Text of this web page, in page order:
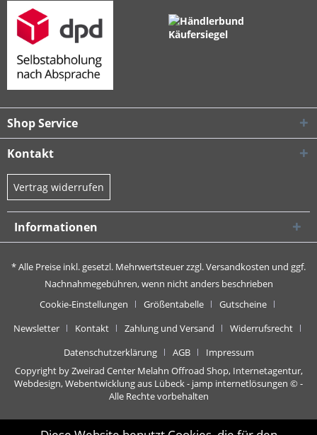
Shop Service
Kontakt
Vertrag widerrufen
Informationen
* Alle Preise inkl. gesetzl. Mehrwertsteuer zzgl.Versandkosten und ggf.
Nachnahmegebühren, wenn nicht anders beschrieben
Cookie-Einstellungen
Größentabelle
Gutscheine
Newsletter
Kontakt Zahlung und Versand
Widerrufsrecht
Datenschutzerklärung
AGB
Impressum
Copyright by Zweirad Center Melahn Offroad Shop, Internetagentur,
Webdesign, Webentwicklung aus Lübeck - jamp internetlösungen © -
Alle Rechte vorbehalten